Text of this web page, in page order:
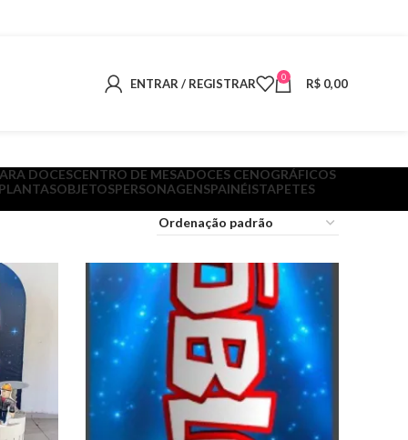
ENTRAR / REGISTRAR 0 R$ 0,00
DOCESCENTRO DE MESADOCES CENOGRÁFICOS
OBJETOSPERSONAGENSPAINÉISTAPETES